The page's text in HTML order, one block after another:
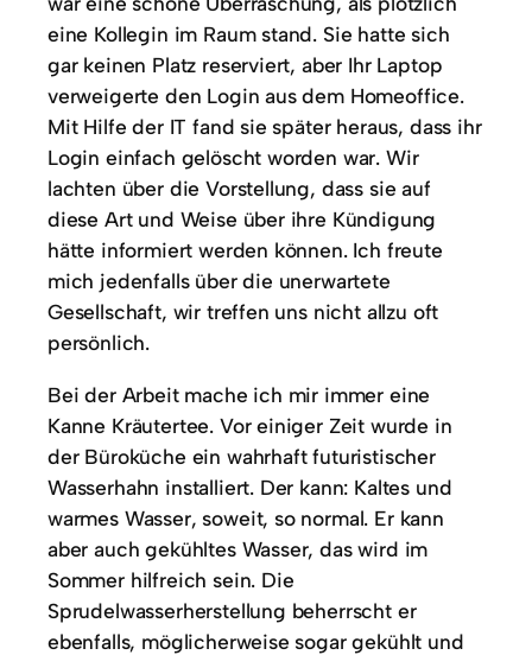
eine Kollegin im Raum stand. Sie hatte sich
gar keinen Platz reserviert, aber Ihr Laptop
verweigerte den Login aus dem Homeoffice.
Mit Hilfe der IT fand sie später heraus, dass ihr
Login einfach gelöscht worden war. Wir
lachten über die Vorstellung, dass sie auf
diese Art und Weise über ihre Kündigung
hätte informiert werden können. Ich freute
mich jedenfalls über die unerwartete
Gesellschaft, wir treffen uns nicht allzu oft
persönlich.
Bei der Arbeit mache ich mir immer eine
Kanne Kräutertee. Vor einiger Zeit wurde in
der Büroküche ein wahrhaft futuristischer
Wasserhahn installiert. Der kann: Kaltes und
warmes Wasser, soweit, so normal. Er kann
aber auch gekühltes Wasser, das wird im
Sommer hilfreich sein. Die
Sprudelwasserherstellung beherrscht er
ebenfalls, möglicherweise sogar gekühlt und